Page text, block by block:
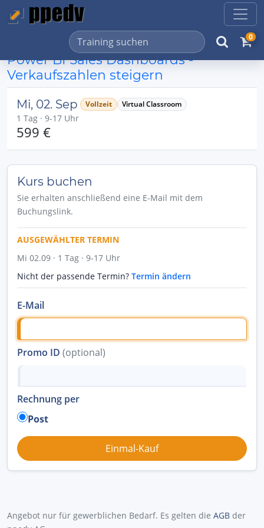
0
Power BI Sales Dashboards -
Verkaufszahlen steigern
Mi, 02. Sep Vollzeit Virtual Classroom
1 Tag · 9-17 Uhr
599 €
Kurs buchen
Sie erhalten anschließend eine E-Mail mit dem
Buchungslink.
AUSGEWÄHLTER TERMIN
Mi 02.09 · 1 Tag · 9-17 Uhr
Nicht der passende Termin? Termin ändern
E-Mail
Promo ID (optional)
Rechnung per
Post
Angebot nur für gewerblichen Bedarf. Es gelten die AGB der